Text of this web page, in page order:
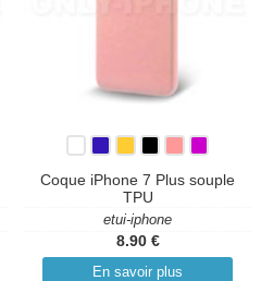
Coque iPhone 7 Plus souple
TPU
etui-iphone
8.90 €
En savoir plus